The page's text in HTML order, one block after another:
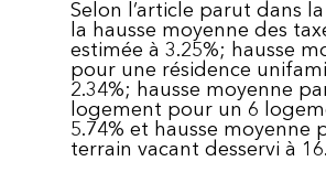
Selon l’article parut dans
la hausse moyenne des
estimée à 3.25%; hausse
pour une résidence
2.34%; hausse moyenne
logement pour un 6
5.74% et hausse moyenne
terrain vacant desservi à